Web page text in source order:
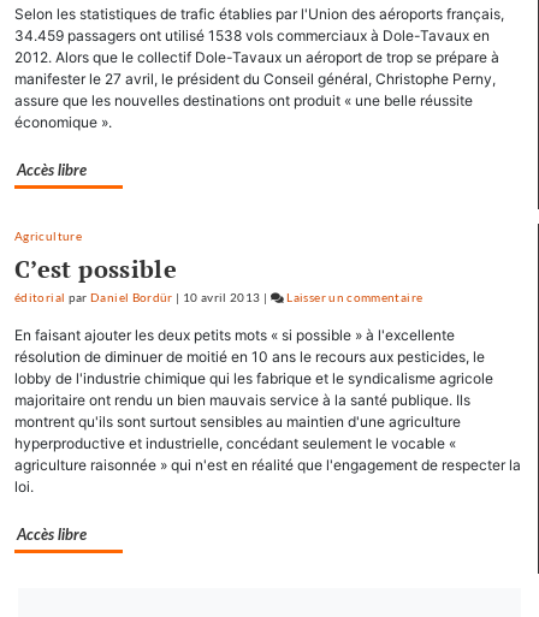
se
ressource
à
Mamirolle
Selon les statistiques de trafic établies par l'Union des aéroports français,
34.459 passagers ont utilisé 1538 vols commerciaux à Dole-Tavaux en
2012. Alors que le collectif Dole-Tavaux un aéroport de trop se prépare à
manifester le 27 avril, le président du Conseil général, Christophe Perny,
assure que les nouvelles destinations ont produit « une belle réussite
économique ».
Accès libre
Agriculture
C’est possible
éditorial par Daniel Bordür 10 avril 2013 Laisser un commentaire
Hollande
se
ressource
à
Mamirolle
En faisant ajouter les deux petits mots « si possible » à l'excellente
résolution de diminuer de moitié en 10 ans le recours aux pesticides, le
lobby de l'industrie chimique qui les fabrique et le syndicalisme agricole
majoritaire ont rendu un bien mauvais service à la santé publique. Ils
montrent qu'ils sont surtout sensibles au maintien d'une agriculture
hyperproductive et industrielle, concédant seulement le vocable «
agriculture raisonnée » qui n'est en réalité que l'engagement de respecter la
loi.
Accès libre